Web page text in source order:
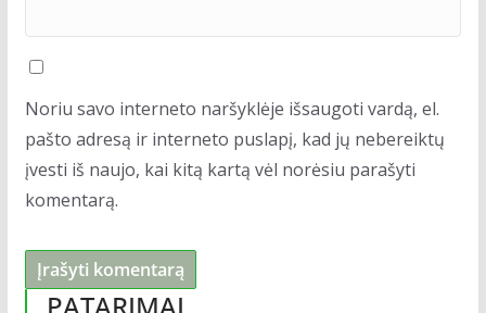
Noriu savo interneto naršyklėje išsaugoti vardą, el.
pašto adresą ir interneto puslapį, kad jų nebereiktų
įvesti iš naujo, kai kitą kartą vėl norėsiu parašyti
komentarą.